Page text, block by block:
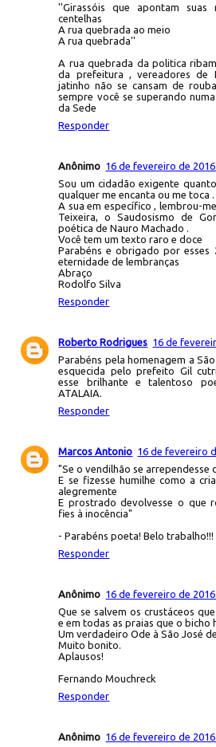
''Girassóis que apontam suas
centelhas
A rua quebrada ao meio
A rua quebrada''
A rua quebrada da politica
da prefeitura , vereadores
jatinho não se cansam de
sempre você se superando
da Sede
Responder
Anônimo 16 de fevereiro de 2016
Sou um cidadão exigente
qualquer me encanta ou me toca .
A sua em específico , lembrou-
Teixeira, o Saudosismo de
poética de Nauro Machado .
Você tem um texto raro e doce
Parabéns e obrigado por
eternidade de lembranças
Abraço
Rodolfo Silva
Responder
Roberto Rodrigues 16 de
Parabéns pela homenagem a
esquecida pelo prefeito Gil
esse brilhante e talentoso
ATALAIA.
Responder
Marcos Antonio 16 de fevereiro
"Se o vendilhão se arrependesse
E se fizesse humilhe como a
alegremente
E prostrado devolvesse o que
fies à inocência"
- Parabéns poeta! Belo trabalho!!!
Responder
Anônimo 16 de fevereiro de 2016
Que se salvem os crustáceos
e em todas as praias que o bicho
Um verdadeiro Ode à São José
Muito bonito.
Aplausos!
Fernando Mouchreck
Responder
Anônimo 16 de fevereiro de 2016